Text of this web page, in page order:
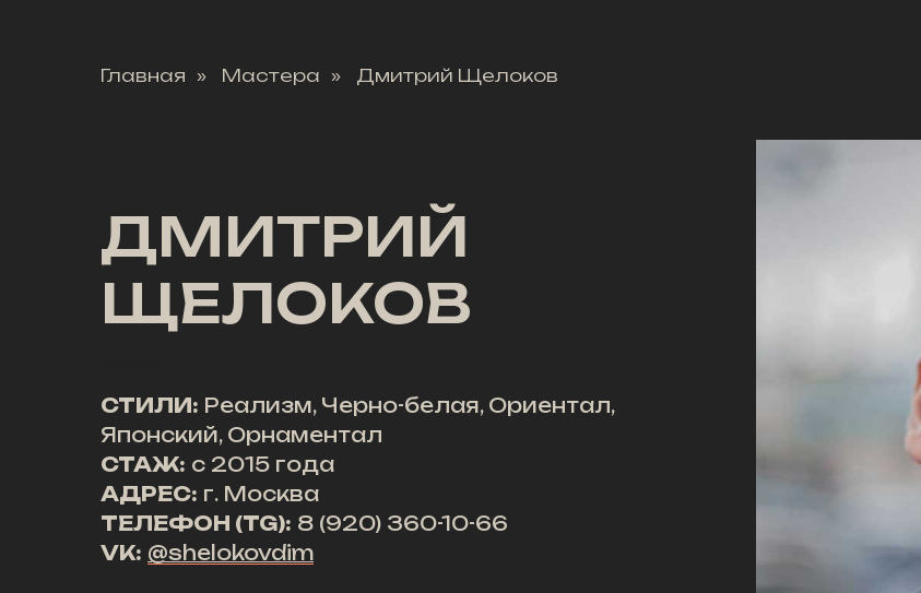
Главная » Мастера » Дмитрий Щелоков
ДМИТРИЙ
ЩЕЛОКОВ
СТИЛИ: Реализм, Черно-белая, Ориентал,
Японский, Орнаментал
СТАЖ: с 2015 года
АДРЕС: г. Москва
ТЕЛЕФОН (TG): 8 (920) 360-10-66
VK: @shelokovdim